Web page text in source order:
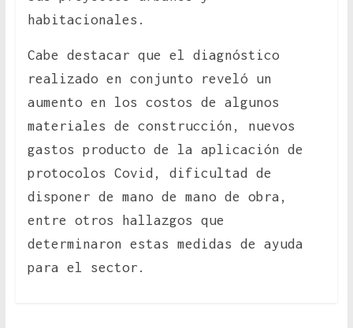
habitacionales.
Cabe destacar que el diagnóstico
realizado en conjunto reveló un
aumento en los costos de algunos
materiales de construcción, nuevos
gastos producto de la aplicación de
protocolos Covid, dificultad de
disponer de mano de mano de obra,
entre otros hallazgos que
determinaron estas medidas de ayuda
para el sector.